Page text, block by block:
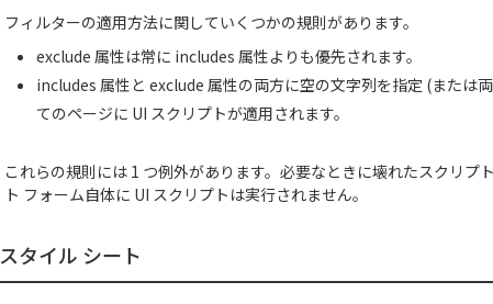
フィルターの適用方法に関していくつかの規則があります。
exclude 属性は常に includes 属性よりも優先されます。
includes 属性と exclude 属性の両方に空の文字列を指定 (または
てのページに UI スクリプトが適用されます。
これらの規則には 1 つ例外があります。必要なときに壊れたスクリプ
ト フォーム自体に UI スクリプトは実行されません。
スタイル シート